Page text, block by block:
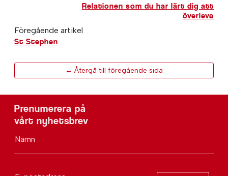
Relationen som du har lärt dig att
överleva
Föregående artikel
St Stephen
← Återgå till föregående sida
Prenumerera på
vårt nyhetsbrev
Namn